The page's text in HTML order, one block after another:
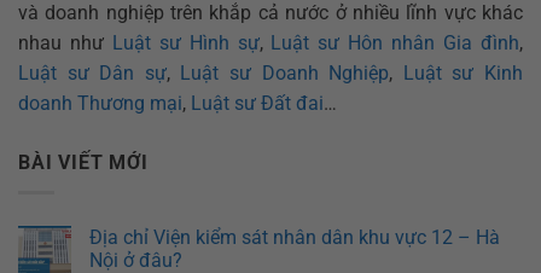
và doanh nghiệp trên khắp cả nước ở nhiều lĩnh vực khác
nhau như Luật sư Hình sự, Luật sư Hôn nhân Gia đình,
Luật sư Dân sự, Luật sư Doanh Nghiệp, Luật sư Kinh
doanh Thương mại, Luật sư Đất đai…
BÀI VIẾT MỚI
Địa chỉ Viện kiểm sát nhân dân khu vực 12 – Hà
Nội ở đâu?